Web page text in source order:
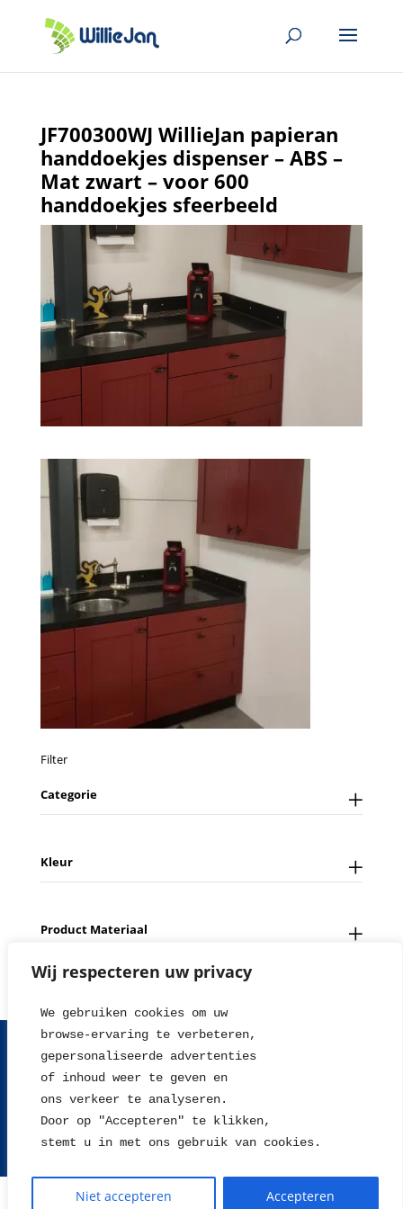
Wij respecteren uw privacy
We gebruiken cookies om uw
browse-ervaring te verbeteren,
gepersonaliseerde advertenties
of inhoud weer te geven en
ons verkeer te analyseren.
Door op "Accepteren" te klikken,
stemt u in met ons gebruik van cookies.
Niet accepteren Accepteren
JF700300WJ WillieJan papieran
handdoekjes dispenser – ABS –
Mat zwart – voor 600
handdoekjes sfeerbeeld
Filter
Categorie
Kleur
Product Materiaal
Contact
Tips en Nieuws
Herroepingsrecht
Retour sturen
Algemene voorwaarden
Disclaimer
2004 - 2026 © WillieJan®
De waardering van www.williejan.com bij WebwinkelKeur Reviews